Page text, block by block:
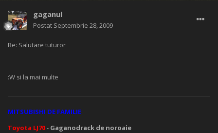
gaganul
Postat Septembrie 28, 2009
Re: Salutare tuturor
:W si la mai multe
MITSUBISHI DE FAMILIE
Toyota LJ70- Gaganodrack de noroaie